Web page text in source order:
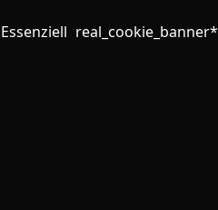
Essenziell real_cookie_banner*